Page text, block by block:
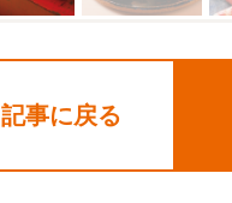
記事に戻る